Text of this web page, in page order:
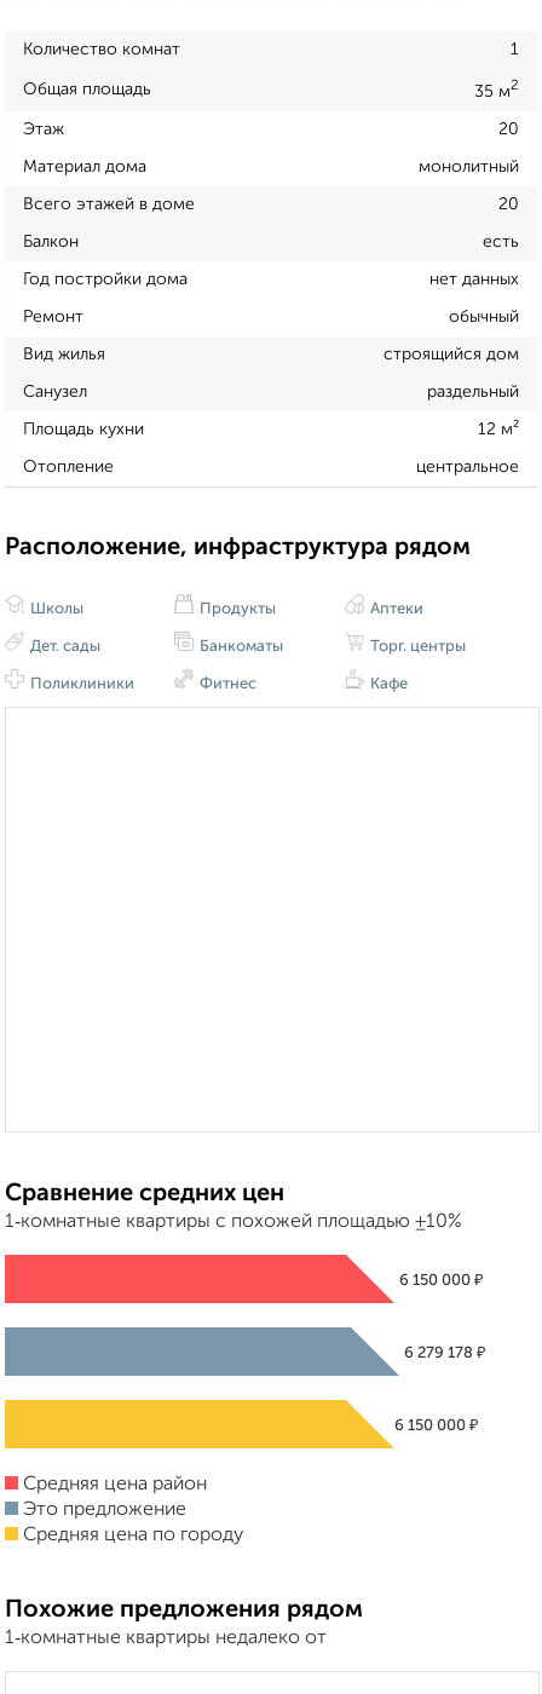
Количество комнат 1
Общая площадь 35 м2
Этаж 20
Материал дома монолитный
Всего этажей в доме 20
Балкон есть
Год постройки дома нет данных
Ремонт обычный
Вид жилья строящийся дом
Санузел раздельный
Площадь кухни 12 м²
Отопление центральное
Расположение, инфраструктура рядом
Школы
Дет. сады
Поликлиники
Продукты
Банкоматы
Фитнес
Аптеки
Торг. центры
Кафе
Сравнение средних цен
1‑комнатные квартиры с похожей площадью ±10%
6 150 000 ₽
6 279 178 ₽
6 150 000 ₽
Средняя цена район
Это предложение
Средняя цена по городу
Похожие предложения рядом
1‑комнатные квартиры недалеко от